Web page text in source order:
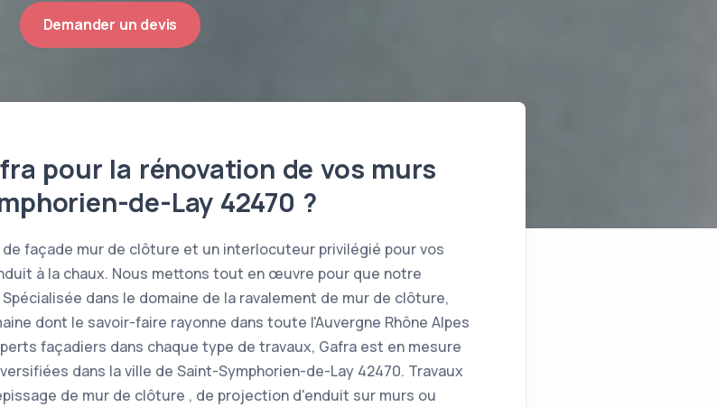
Demander un devis
pour la rénovation de vos murs
de-Lay 42470 ?
façade mur de clôture et un interlocuteur privilégié pour vos
à la chaux. Nous mettons tout en œuvre pour que notre
dans le domaine de la ravalement de mur de clôture,
dont le savoir-faire rayonne dans toute l'Auvergne Rhône Alpes
façadiers dans chaque type de travaux, Gafra est en mesure
dans la ville de Saint-Symphorien-de-Lay 42470. Travaux
de mur de clôture , de projection d'enduit sur murs ou